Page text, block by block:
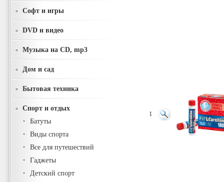
Софт и игры
DVD и видео
Музыка на CD, mp3
Дом и сад
Бытовая техника
Спорт и отдых
Батуты
Виды спорта
Все для путешествий
Гаджеты
Детский спорт
1